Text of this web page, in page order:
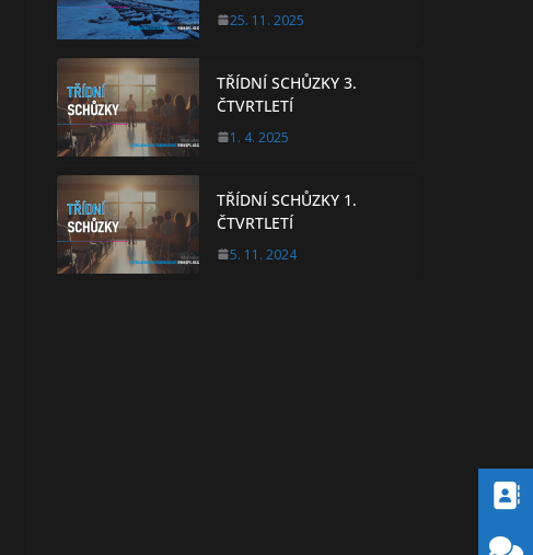
25. 11. 2025
TŘÍDNÍ SCHŮZKY 3.
ČTVRTLETÍ
1. 4. 2025
TŘÍDNÍ SCHŮZKY 1.
ČTVRTLETÍ
5. 11. 2024